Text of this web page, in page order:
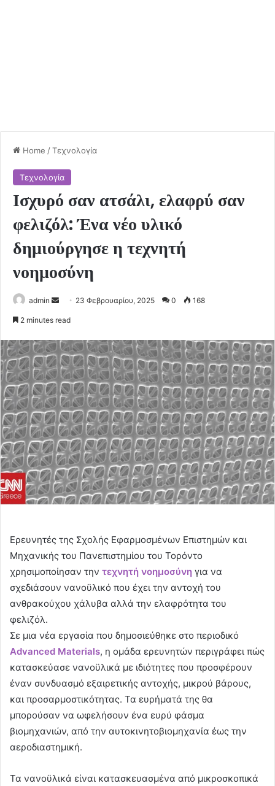
Home /Τεχνολογία
Τεχνολογία
Ισχυρό σαν ατσάλι, ελαφρύ σαν
φελιζόλ: Ένα νέο υλικό
δημιούργησε η τεχνητή
νοημοσύνη
admin
Send 23 Φεβρουαρίου, 2025 0 168
2 minutes read
Ερευνητές της Σχολής Εφαρμοσμένων Επιστημών και
Μηχανικής του Πανεπιστημίου του Τορόντο
χρησιμοποίησαν την τεχνητή νοημοσύνη για να
σχεδιάσουν νανοϋλικό που έχει την αντοχή του
ανθρακούχου χάλυβα αλλά την ελαφρότητα του
φελιζόλ.
Σε μια νέα εργασία που δημοσιεύθηκε στο περιοδικό
Advanced Materials, η ομάδα ερευνητών περιγράφει πώς
κατασκεύασε νανοϋλικά με ιδιότητες που προσφέρουν
έναν συνδυασμό εξαιρετικής αντοχής, μικρού βάρους,
και προσαρμοστικότητας. Τα ευρήματά της θα
μπορούσαν να ωφελήσουν ένα ευρύ φάσμα
βιομηχανιών, από την αυτοκινητοβιομηχανία έως την
αεροδιαστημική.
Τα νανοϋλικά είναι κατασκευασμένα από μικροσκοπικά